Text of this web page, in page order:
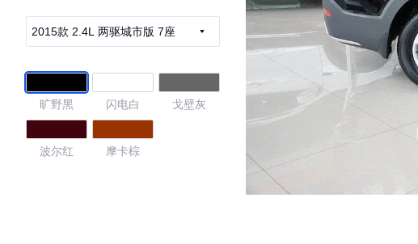
2015款 2.4L 两驱城市版 7座
旷野黑 闪电白 戈壁灰
波尔红 摩卡棕